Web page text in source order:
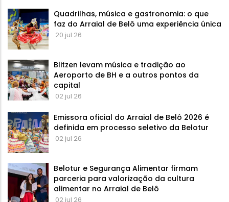
Quadrilhas, música e gastronomia: o que
faz do Arraial de Belô uma experiência única
20 jul 26
Blitzen levam música e tradição ao
Aeroporto de BH e a outros pontos da
capital
02 jul 26
Emissora oficial do Arraial de Belô 2026 é
definida em processo seletivo da Belotur
02 jul 26
Belotur e Segurança Alimentar firmam
parceria para valorização da cultura
alimentar no Arraial de Belô
02 jul 26